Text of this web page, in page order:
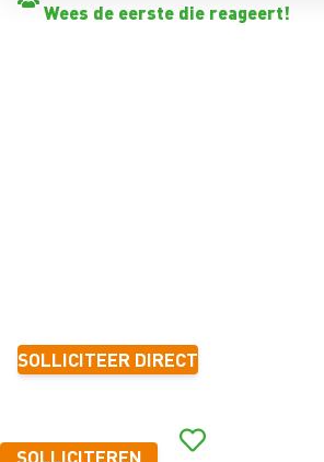
Wees de eerste die reageert!
SOLLICITEER DIRECT
SOLLICITEREN